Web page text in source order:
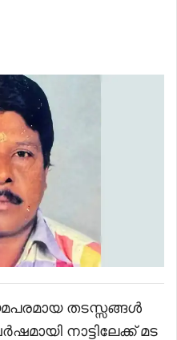
തടസ്സങ്ങൾ
നാട്ടിലേക്ക് മട